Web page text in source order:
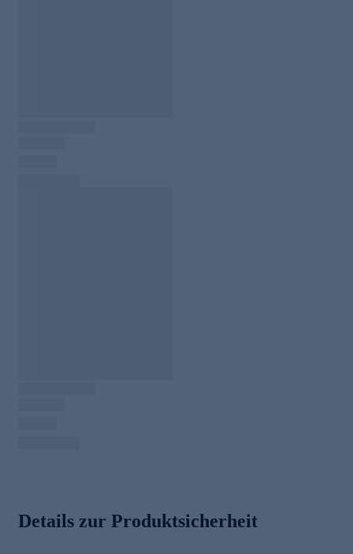
Details zur Produktsicherheit